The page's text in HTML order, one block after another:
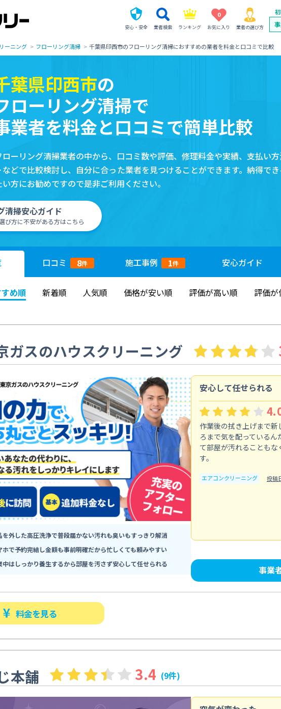
安心・安全 業者検索 ランキング
0
お気に入り 業者の選び方
ーニング フローリング清掃 千葉県印西市のフローリング清掃におすすめの業者を料金と口コミで比較
葉県印西市の
ローリング清掃で
業者を料金と口コミで簡単比較
ーリング清掃業者の中から、口コミ数や評価、修理料金や実績、支払い
どで比較検討し、自分に合った業者を見つけることができます。納得で
方にお勧めですので是非ご利用ください。
清掃安心ガイド
び方に不安がある方はこちら
口コミ 8件 施工事例 1件 安心ガイド
め順 新着順 人気順 価格が安い順 評価が高い順 評価が
ガスのハウスクリーニング
を外した高圧洗浄で普段届かない汚れも臭いもすっきり解消
ホで予約完結し金額も事前明確だから忙しくても頼みやすい
中はしっかり養生するから部屋を汚さず安心して任せられる
安心して任せられる
作業後の拭き上げまで
ろまで気を配っている
て部屋が汚れることも
す。
エアコンクリーニング 投稿
事業
料金を見る
本舗 3.4 (9件)